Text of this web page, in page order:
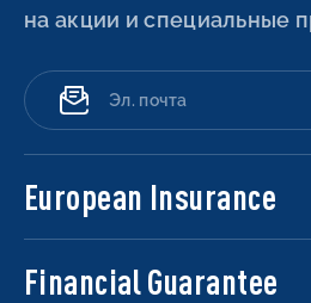
на акции и специальные
European Insurance
Financial Guarantee